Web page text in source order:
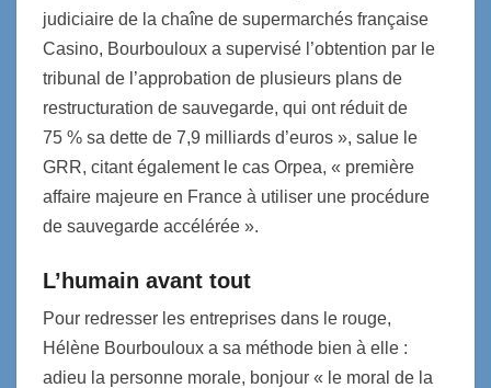
judiciaire de la chaîne de supermarchés française
Casino, Bourbouloux a supervisé l’obtention par le
tribunal de l’approbation de plusieurs plans de
restructuration de sauvegarde, qui ont réduit de
75 % sa dette de 7,9 milliards d’euros », salue le
GRR, citant également le cas Orpea, « première
affaire majeure en France à utiliser une procédure
de sauvegarde accélérée ».
L’humain avant tout
Pour redresser les entreprises dans le rouge,
Hélène Bourbouloux a sa méthode bien à elle :
adieu la personne morale, bonjour « le moral de la